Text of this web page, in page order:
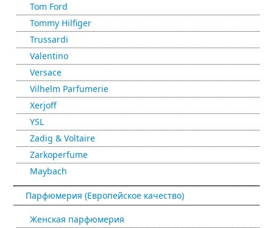
Tom Ford
Tommy Hilfiger
Trussardi
Valentino
Versace
Vilhelm Parfumerie
Xerjoff
YSL
Zadig & Voltaire
Zarkoperfume
Maybach
Парфюмерия (Европейское качество)
Женская парфюмерия